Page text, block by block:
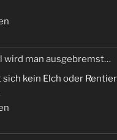
wird man ausgebremst…
sich kein Elch oder